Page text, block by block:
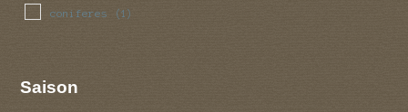
coniferes (1)
Saison